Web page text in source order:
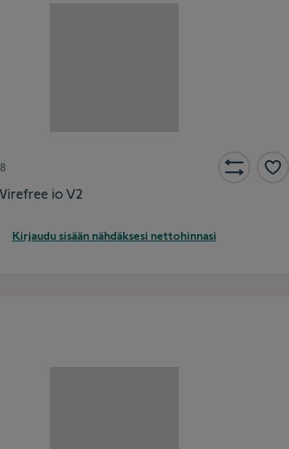
io V2
Kirjaudu sisään nähdäksesi nettohinnasi